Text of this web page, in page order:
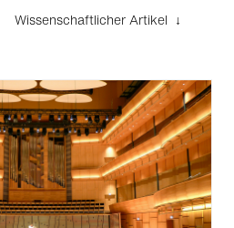
Wissenschaftlicher Artikel ↓